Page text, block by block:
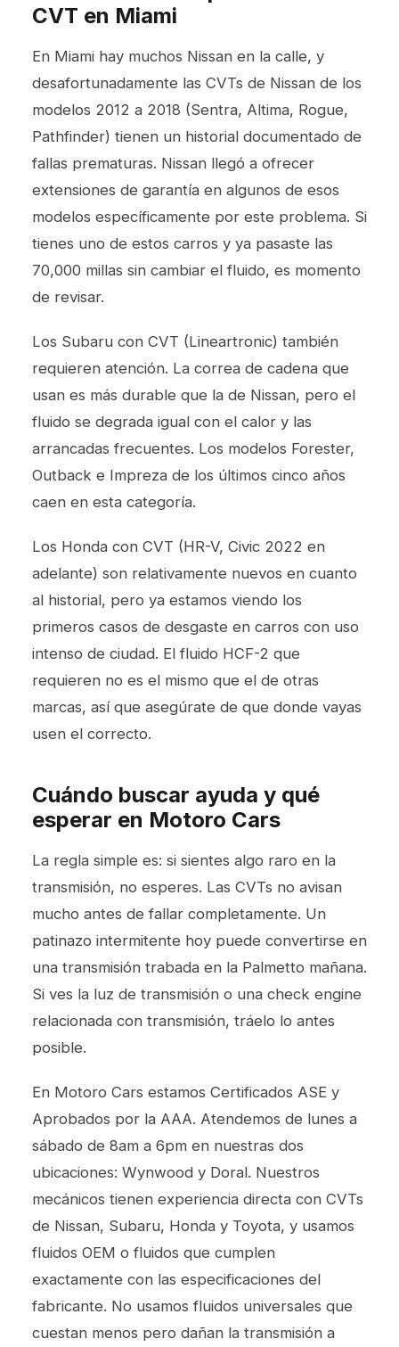
CVT en Miami
En Miami hay muchos Nissan en la calle, y
desafortunadamente las CVTs de Nissan de los
modelos 2012 a 2018 (Sentra, Altima, Rogue,
Pathfinder) tienen un historial documentado de
fallas prematuras. Nissan llegó a ofrecer
extensiones de garantía en algunos de esos
modelos específicamente por este problema. Si
tienes uno de estos carros y ya pasaste las
70,000 millas sin cambiar el fluido, es momento
de revisar.
Los Subaru con CVT (Lineartronic) también
requieren atención. La correa de cadena que
usan es más durable que la de Nissan, pero el
fluido se degrada igual con el calor y las
arrancadas frecuentes. Los modelos Forester,
Outback e Impreza de los últimos cinco años
caen en esta categoría.
Los Honda con CVT (HR-V, Civic 2022 en
adelante) son relativamente nuevos en cuanto
al historial, pero ya estamos viendo los
primeros casos de desgaste en carros con uso
intenso de ciudad. El fluido HCF-2 que
requieren no es el mismo que el de otras
marcas, así que asegúrate de que donde vayas
usen el correcto.
Cuándo buscar ayuda y qué
esperar en Motoro Cars
La regla simple es: si sientes algo raro en la
transmisión, no esperes. Las CVTs no avisan
mucho antes de fallar completamente. Un
patinazo intermitente hoy puede convertirse en
una transmisión trabada en la Palmetto mañana.
Si ves la luz de transmisión o una check engine
relacionada con transmisión, tráelo lo antes
posible.
En Motoro Cars estamos Certificados ASE y
Aprobados por la AAA. Atendemos de lunes a
sábado de 8am a 6pm en nuestras dos
ubicaciones: Wynwood y Doral. Nuestros
mecánicos tienen experiencia directa con CVTs
de Nissan, Subaru, Honda y Toyota, y usamos
fluidos OEM o fluidos que cumplen
exactamente con las especificaciones del
fabricante. No usamos fluidos universales que
cuestan menos pero dañan la transmisión a